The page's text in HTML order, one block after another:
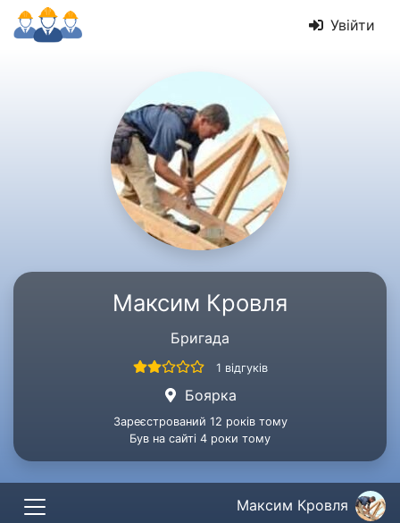
Увійти
Максим Кровля
Бригада
1 відгуків
Боярка
Зареєстрований 12 років тому
Був на сайті 4 роки тому
Максим Кровля